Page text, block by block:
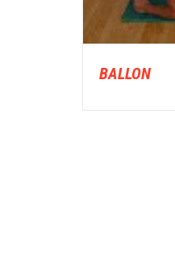
BALLON